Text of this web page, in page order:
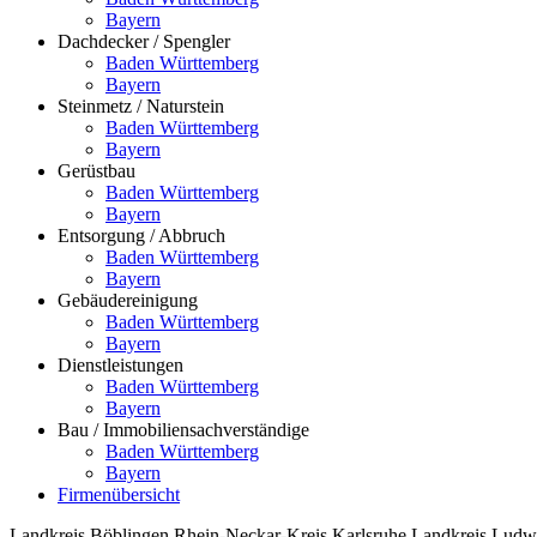
Bayern
Dachdecker / Spengler
Baden Württemberg
Bayern
Steinmetz / Naturstein
Baden Württemberg
Bayern
Gerüstbau
Baden Württemberg
Bayern
Entsorgung / Abbruch
Baden Württemberg
Bayern
Gebäudereinigung
Baden Württemberg
Bayern
Dienstleistungen
Baden Württemberg
Bayern
Bau / Immobiliensachverständige
Baden Württemberg
Bayern
Firmenübersicht